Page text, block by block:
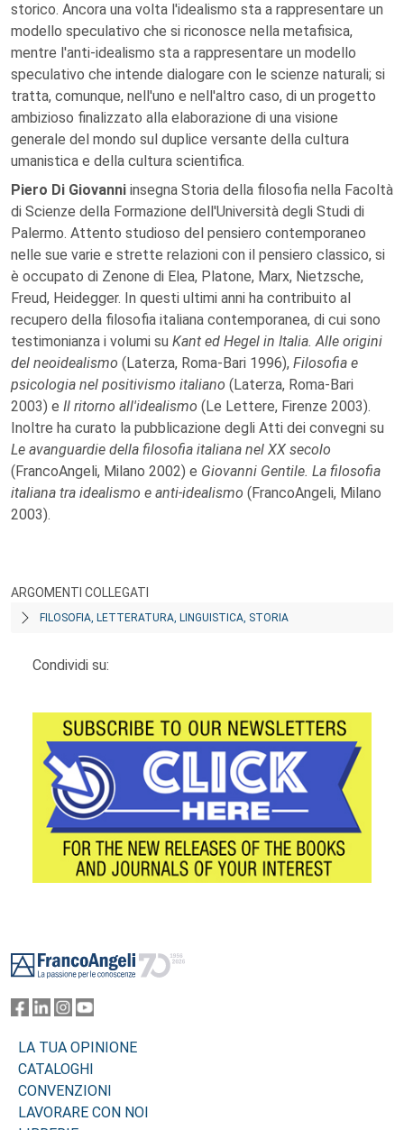
storico. Ancora una volta l'idealismo sta a rappresentare un
modello speculativo che si riconosce nella metafisica,
mentre l'anti-idealismo sta a rappresentare un modello
speculativo che intende dialogare con le scienze naturali; si
tratta, comunque, nell'uno e nell'altro caso, di un progetto
ambizioso finalizzato alla elaborazione di una visione
generale del mondo sul duplice versante della cultura
umanistica e della cultura scientifica.
Piero Di Giovanni insegna Storia della filosofia nella Facoltà
di Scienze della Formazione dell'Università degli Studi di
Palermo. Attento studioso del pensiero contemporaneo
nelle sue varie e strette relazioni con il pensiero classico, si
è occupato di Zenone di Elea, Platone, Marx, Nietzsche,
Freud, Heidegger. In questi ultimi anni ha contribuito al
recupero della filosofia italiana contemporanea, di cui sono
testimonianza i volumi su Kant ed Hegel in Italia. Alle origini
del neoidealismo (Laterza, Roma-Bari 1996), Filosofia e
psicologia nel positivismo italiano (Laterza, Roma-Bari
2003) e Il ritorno all'idealismo (Le Lettere, Firenze 2003).
Inoltre ha curato la pubblicazione degli Atti dei convegni su
Le avanguardie della filosofia italiana nel XX secolo
(FrancoAngeli, Milano 2002) e Giovanni Gentile. La filosofia
italiana tra idealismo e anti-idealismo (FrancoAngeli, Milano
2003).
ARGOMENTI COLLEGATI
FILOSOFIA, LETTERATURA, LINGUISTICA, STORIA
Condividi su:
LA TUA OPINIONE
CATALOGHI
CONVENZIONI
LAVORARE CON NOI